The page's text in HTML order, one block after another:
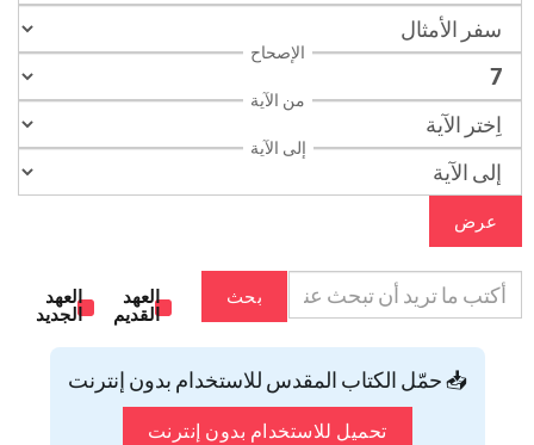
الإصحاح
من الآية
إلى الآية
عرض
بحث
العهد
القديم
العهد
الجديد
📥 حمّل الكتاب المقدس للاستخدام بدون إنترنت
تحميل للاستخدام بدون إنترنت